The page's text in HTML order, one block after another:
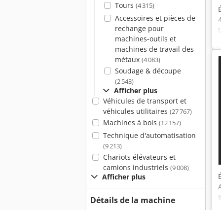
Tours (4 315)
Accessoires et pièces de
rechange pour
machines-outils et
machines de travail des
métaux (4 083)
Soudage & découpe
(2 543)
Afficher plus
Véhicules de transport et
véhicules utilitaires (27 767)
Machines à bois (12 157)
Technique d'automatisation
(9 213)
Chariots élévateurs et
camions industriels (9 008)
Afficher plus
Détails de la machine